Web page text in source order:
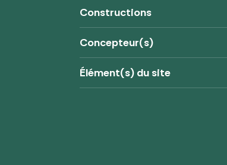
Constructions
Concepteur(s)
Élément(s) du site